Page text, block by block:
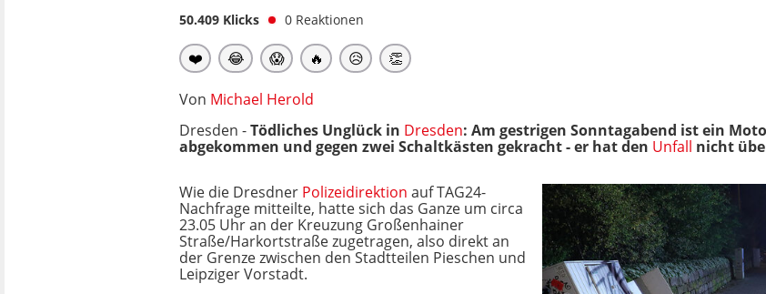
50.409 Klicks 0 Reaktionen
❤️ 😂 😱 🔥 😥 👏
Von Michael Herold
Dresden -Tödliches Unglück in Dresden: Am gestrigen Sonntagabend ist ein
abgekommen und gegen zwei Schaltkästen gekracht - er hat den Unfall nicht
Wie die Dresdner Polizeidirektion auf TAG24-
Nachfrage mitteilte, hatte sich das Ganze um circa
23.05 Uhr an der Kreuzung Großenhainer
Straße/Harkortstraße zugetragen, also direkt an
der Grenze zwischen den Stadtteilen Pieschen und
Leipziger Vorstadt.